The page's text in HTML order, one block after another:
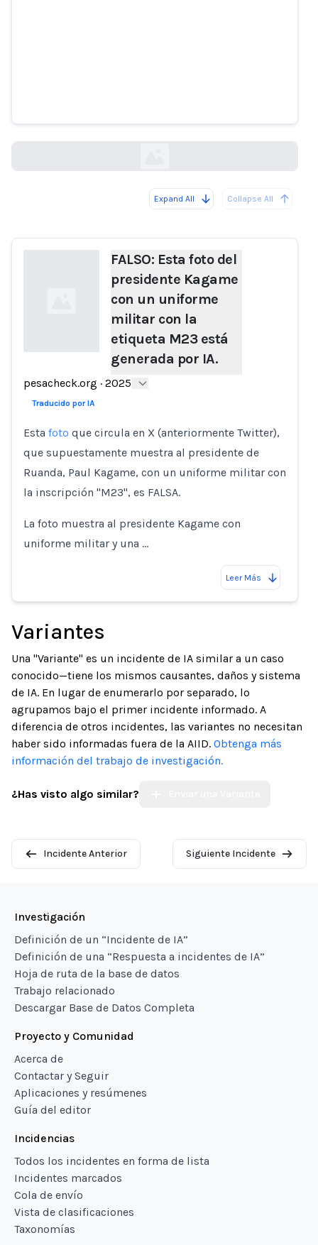
Expand All Collapse All
Loading...
FALSO: Esta foto del
presidente Kagame
con un uniforme
militar con la
etiqueta M23 está
generada por IA.
pesacheck.org · 2025
Traducido por IA
Esta foto que circula en X (anteriormente Twitter),
que supuestamente muestra al presidente de
Ruanda, Paul Kagame, con un uniforme militar con
la inscripción "M23", es FALSA.
La foto muestra al presidente Kagame con
uniforme militar y una …
Leer Más
Variantes
Una "Variante" es un incidente de IA similar a un caso
conocido—tiene los mismos causantes, daños y sistema
de IA. En lugar de enumerarlo por separado, lo
agrupamos bajo el primer incidente informado. A
diferencia de otros incidentes, las variantes no necesitan
haber sido informadas fuera de la AIID. Obtenga más
información del trabajo de investigación.
¿Has visto algo similar?
Incidente Anterior Siguiente Incidente
Investigación
Definición de un “Incidente de IA”
Definición de una “Respuesta a incidentes de IA”
Hoja de ruta de la base de datos
Trabajo relacionado
Descargar Base de Datos Completa
Proyecto y Comunidad
Acerca de
Contactar y Seguir
Aplicaciones y resúmenes
Guía del editor
Incidencias
Todos los incidentes en forma de lista
Incidentes marcados
Cola de envío
Vista de clasificaciones
Taxonomías